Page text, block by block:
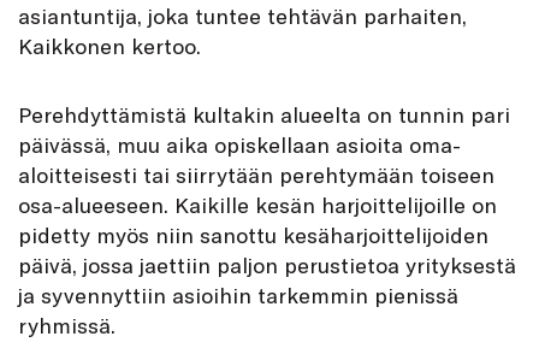
asiantuntija, joka tuntee tehtävän parhaiten,
Kaikkonen kertoo.
Perehdyttämistä kultakin alueelta on tunnin pari
päivässä, muu aika opiskellaan asioita oma-
aloitteisesti tai siirrytään perehtymään toiseen
osa-alueeseen. Kaikille kesän harjoittelijoille on
pidetty myös niin sanottu kesäharjoittelijoiden
päivä, jossa jaettiin paljon perustietoa yrityksestä
ja syvennyttiin asioihin tarkemmin pienissä
ryhmissä.